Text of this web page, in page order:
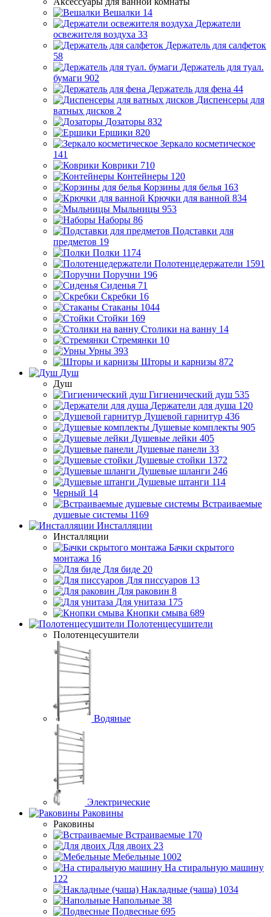
Вешалки 14
Держатели
освежителя воздуха 33
Держатель для салфеток
58
Держатель для туал.
бумаги 902
Держатель для фена 44
Диспенсеры для
ватных дисков 2
Дозаторы 832
Ершики 820
Зеркало косметическое
141
Коврики 710
Контейнеры 120
Корзины для белья 163
Крючки для ванной 834
Мыльницы 953
Наборы 86
Подставки для
предметов 19
Полки 1174
Полотенцедержатели 1591
Поручни 196
Сиденья 71
Скребки 16
Стаканы 1044
Стойки 169
Столики на ванну 14
Стремянки 10
Урны 393
Шторы и карнизы 872
Душ
Душ
Гигиенический душ 535
Держатели для душа 120
Душевой гарнитур 436
Душевые комплекты 905
Душевые лейки 405
Душевые панели 33
Душевые стойки 1372
Душевые шланги 246
Душевые штанги 114
Черный 14
Встраиваемые
душевые системы 1169
Инсталляции
Инсталляции
Бачки скрытого
монтажа 16
Для биде 20
Для писсуаров 13
Для раковин 8
Для унитаза 175
Кнопки смыва 689
Полотенцесушители
Полотенцесушители
Водяные
Электрические
Раковины
Раковины
Встраиваемые 170
Для двоих 23
Мебельные 1002
На стиральную машину
122
Накладные (чаша) 1034
Напольные 38
Подвесные 695